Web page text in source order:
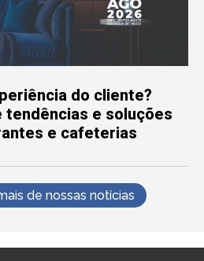
do cliente?
tendências e soluções
e cafeterias
de nossas notícias